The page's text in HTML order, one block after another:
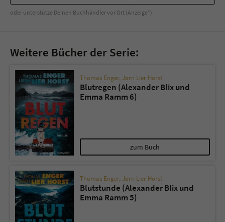
oder unterstütze Deinen Buchhändler vor Ort (Anzeige*)
Weitere Bücher der Serie:
Thomas Enger, Jørn Lier Horst
Blutregen (Alexander Blix und
Emma Ramm 6)
zum Buch
Thomas Enger, Jørn Lier Horst
Blutstunde (Alexander Blix und
Emma Ramm 5)